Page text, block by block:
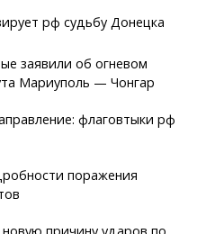
рф судьбу Донецка
заявили об огневом
Мариуполь — Чонгар
флаговтыки рф
поражения